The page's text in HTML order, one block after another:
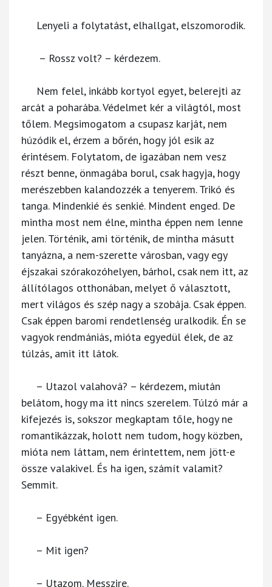
Lenyeli a folytatást, elhallgat, elszomorodik.
– Rossz volt? – kérdezem.
Nem felel, inkább kortyol egyet, belerejti az
arcát a poharába. Védelmet kér a világtól, most
tőlem. Megsimogatom a csupasz karját, nem
húzódik el, érzem a bőrén, hogy jól esik az
érintésem. Folytatom, de igazában nem vesz
részt benne, önmagába borul, csak hagyja, hogy
merészebben kalandozzék a tenyerem. Trikó és
tanga. Mindenkié és senkié. Mindent enged. De
mintha most nem élne, mintha éppen nem lenne
jelen. Történik, ami történik, de mintha másutt
tanyázna, a nem-szerette városban, vagy egy
éjszakai szórakozóhelyen, bárhol, csak nem itt, az
állítólagos otthonában, melyet ő választott,
mert világos és szép nagy a szobája. Csak éppen.
Csak éppen baromi rendetlenség uralkodik. Én se
vagyok rendmániás, mióta egyedül élek, de az
túlzás, amit itt látok.
– Utazol valahová? – kérdezem, miután
belátom, hogy ma itt nincs szerelem. Túlzó már a
kifejezés is, sokszor megkaptam tőle, hogy ne
romantikázzak, holott nem tudom, hogy közben,
mióta nem láttam, nem érintettem, nem jött-e
össze valakivel. És ha igen, számít valamit?
Semmit.
– Egyébként igen.
– Mit igen?
– Utazom. Messzire.